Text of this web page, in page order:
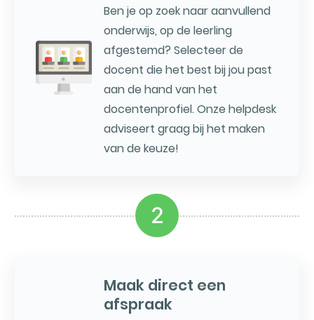
Ben je op zoek naar aanvullend
onderwijs, op de leerling
afgestemd? Selecteer de
docent die het best bij jou past
aan de hand van het
docentenprofiel. Onze helpdesk
adviseert graag bij het maken
van de keuze!
2
Maak direct een
afspraak